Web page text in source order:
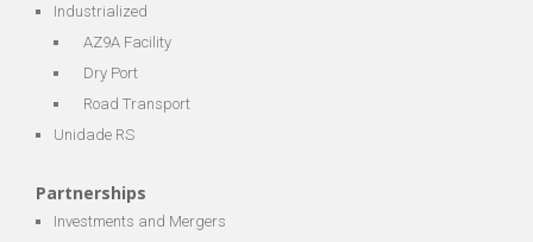
Industrialized
AZ9A Facility
Dry Port
Road Transport
Unidade RS
Partnerships
Investments and Mergers